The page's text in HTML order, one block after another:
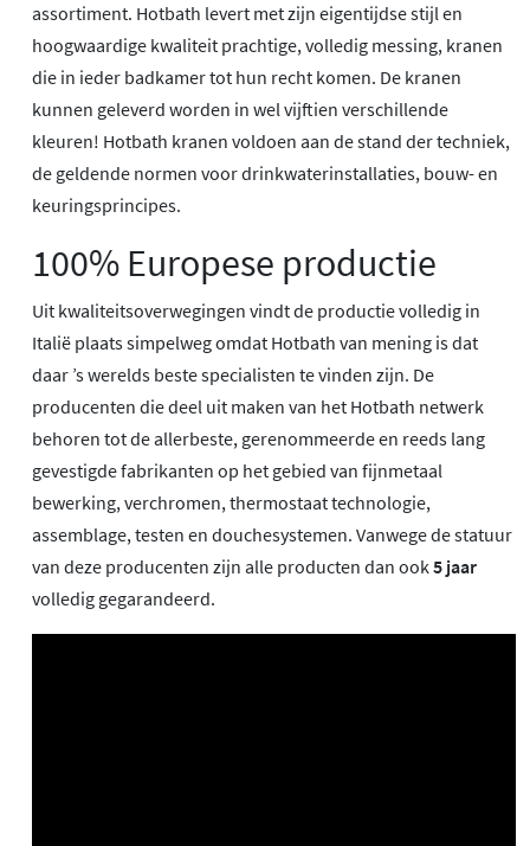
assortiment. Hotbath levert met zijn eigentijdse stijl en
hoogwaardige kwaliteit prachtige, volledig messing, kranen
die in ieder badkamer tot hun recht komen. De kranen
kunnen geleverd worden in wel vijftien verschillende
kleuren! Hotbath kranen voldoen aan de stand der techniek,
de geldende normen voor drinkwaterinstallaties, bouw- en
keuringsprincipes.
100% Europese productie
Uit kwaliteitsoverwegingen vindt de productie volledig in
Italië plaats simpelweg omdat Hotbath van mening is dat
daar ’s werelds beste specialisten te vinden zijn. De
producenten die deel uit maken van het Hotbath netwerk
behoren tot de allerbeste, gerenommeerde en reeds lang
gevestigde fabrikanten op het gebied van fijnmetaal
bewerking, verchromen, thermostaat technologie,
assemblage, testen en douchesystemen. Vanwege de statuur
van deze producenten zijn alle producten dan ook5 jaar
volledig gegarandeerd.